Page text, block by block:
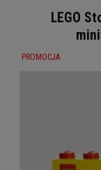
LEGO
PROMOCJA